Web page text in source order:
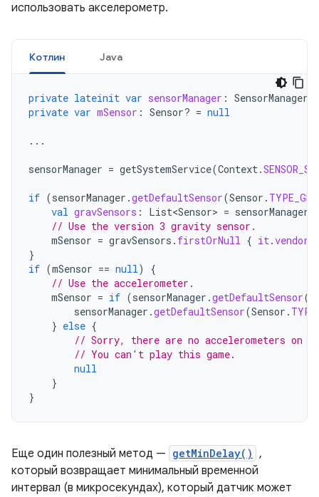
использовать акселерометр.
Котлин Java
private lateinit var sensorManager : SensorManager
private var mSensor : Sensor? = null
...
sensorManager = getSystemService(Context.
if (sensorManager .getDefaultSensor(Sensor .
val gravSensors : List<Sensor> = sensorManager
// Use the version 3 gravity sensor.
mSensor = gravSensors . firstOrNull { it.vendor
}
if (mSensor == null)
{
// Use the accelerometer.
mSensor = if (sensorManager .getDefaultSensor(
sensorManager .getDefaultSensor(Sensor .
} else {
// Sorry, there are no accelerometers on
// You can't play this game.
null
}
}
Еще один полезный метод — getMinDelay() ,
который возвращает минимальный временной
интервал (в микросекундах), который датчик может